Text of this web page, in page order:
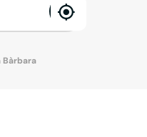
enable
Bàrbara